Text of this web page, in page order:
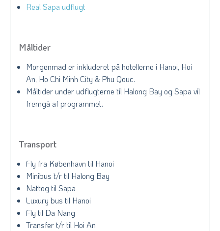
Real Sapa udflugt
Måltider
Morgenmad er inkluderet på hotellerne i Hanoi, Hoi
An, Ho Chi Minh City & Phu Qouc.
Måltider under udflugterne til Halong Bay og Sapa vil
fremgå af programmet.
Transport
Fly fra København til Hanoi
Minibus t/r til Halong Bay
Nattog til Sapa
Luxury bus til Hanoi
Fly til Da Nang
Transfer t/r til Hoi An